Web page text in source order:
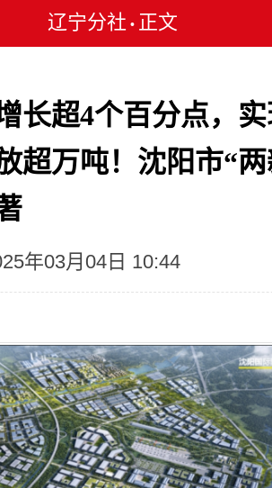
辽宁分社 • 正文
长超4个百分点，
超万吨！沈阳市“
年03月04日 10:44